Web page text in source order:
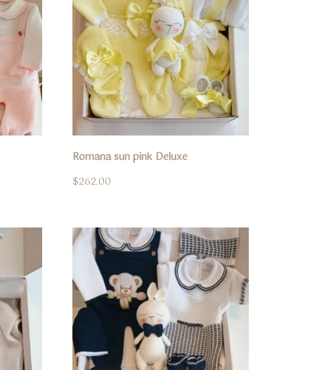
Romana sun pink Deluxe
$262.00